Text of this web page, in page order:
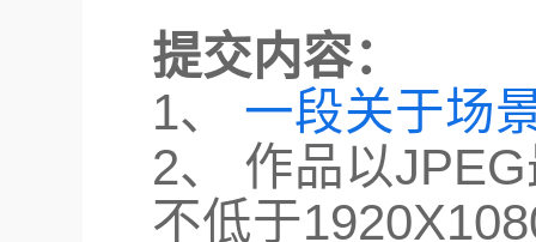
提交内容：
1、 一段关于场
2、 作品以
不低于